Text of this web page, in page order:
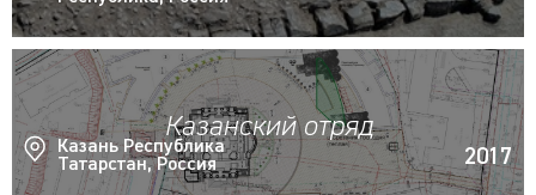
Казанский отряд
Казань Республика
Татарстан, Россия
2017